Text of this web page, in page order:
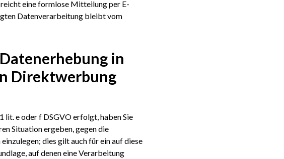
eine formlose Mitteilung per E-
Datenverarbeitung bleibt vom
in
Direktwerbung
lit. e oder f DSGVO erfolgt, haben Sie
Situation ergeben, gegen die
dies gilt auch für ein auf diese
auf denen eine Verarbeitung